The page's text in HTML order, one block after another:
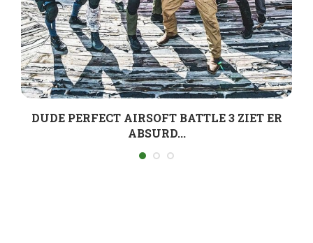
DUDE PERFECT AIRSOFT BATTLE 3 ZIET ER
ABSURD...